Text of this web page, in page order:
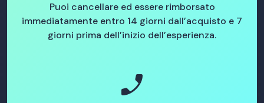
Puoi cancellare ed essere rimborsato
immediatamente entro 14 giorni dall’acquisto e 7
giorni prima dell’inizio dell’esperienza.
phone_enabled